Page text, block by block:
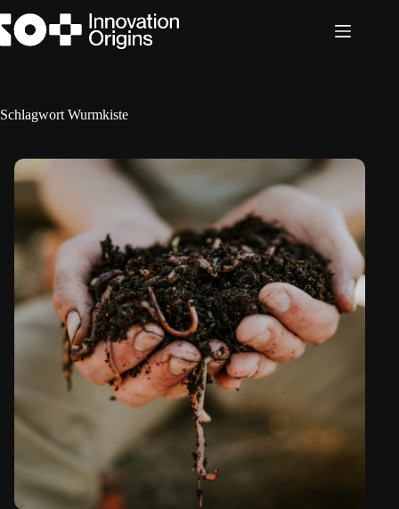
Inhalt
springen
Schlagwort Wurmkiste